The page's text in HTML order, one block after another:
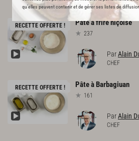
qu’elles peuvent contenir et de gérer ses listes de
RECETTE OFFERTE ! Pâteàfrireniçoise
237
ParAlain
CHEF
RECETTE OFFERTE ! Pâteà Barbagiuan
161
ParAlain
CHEF